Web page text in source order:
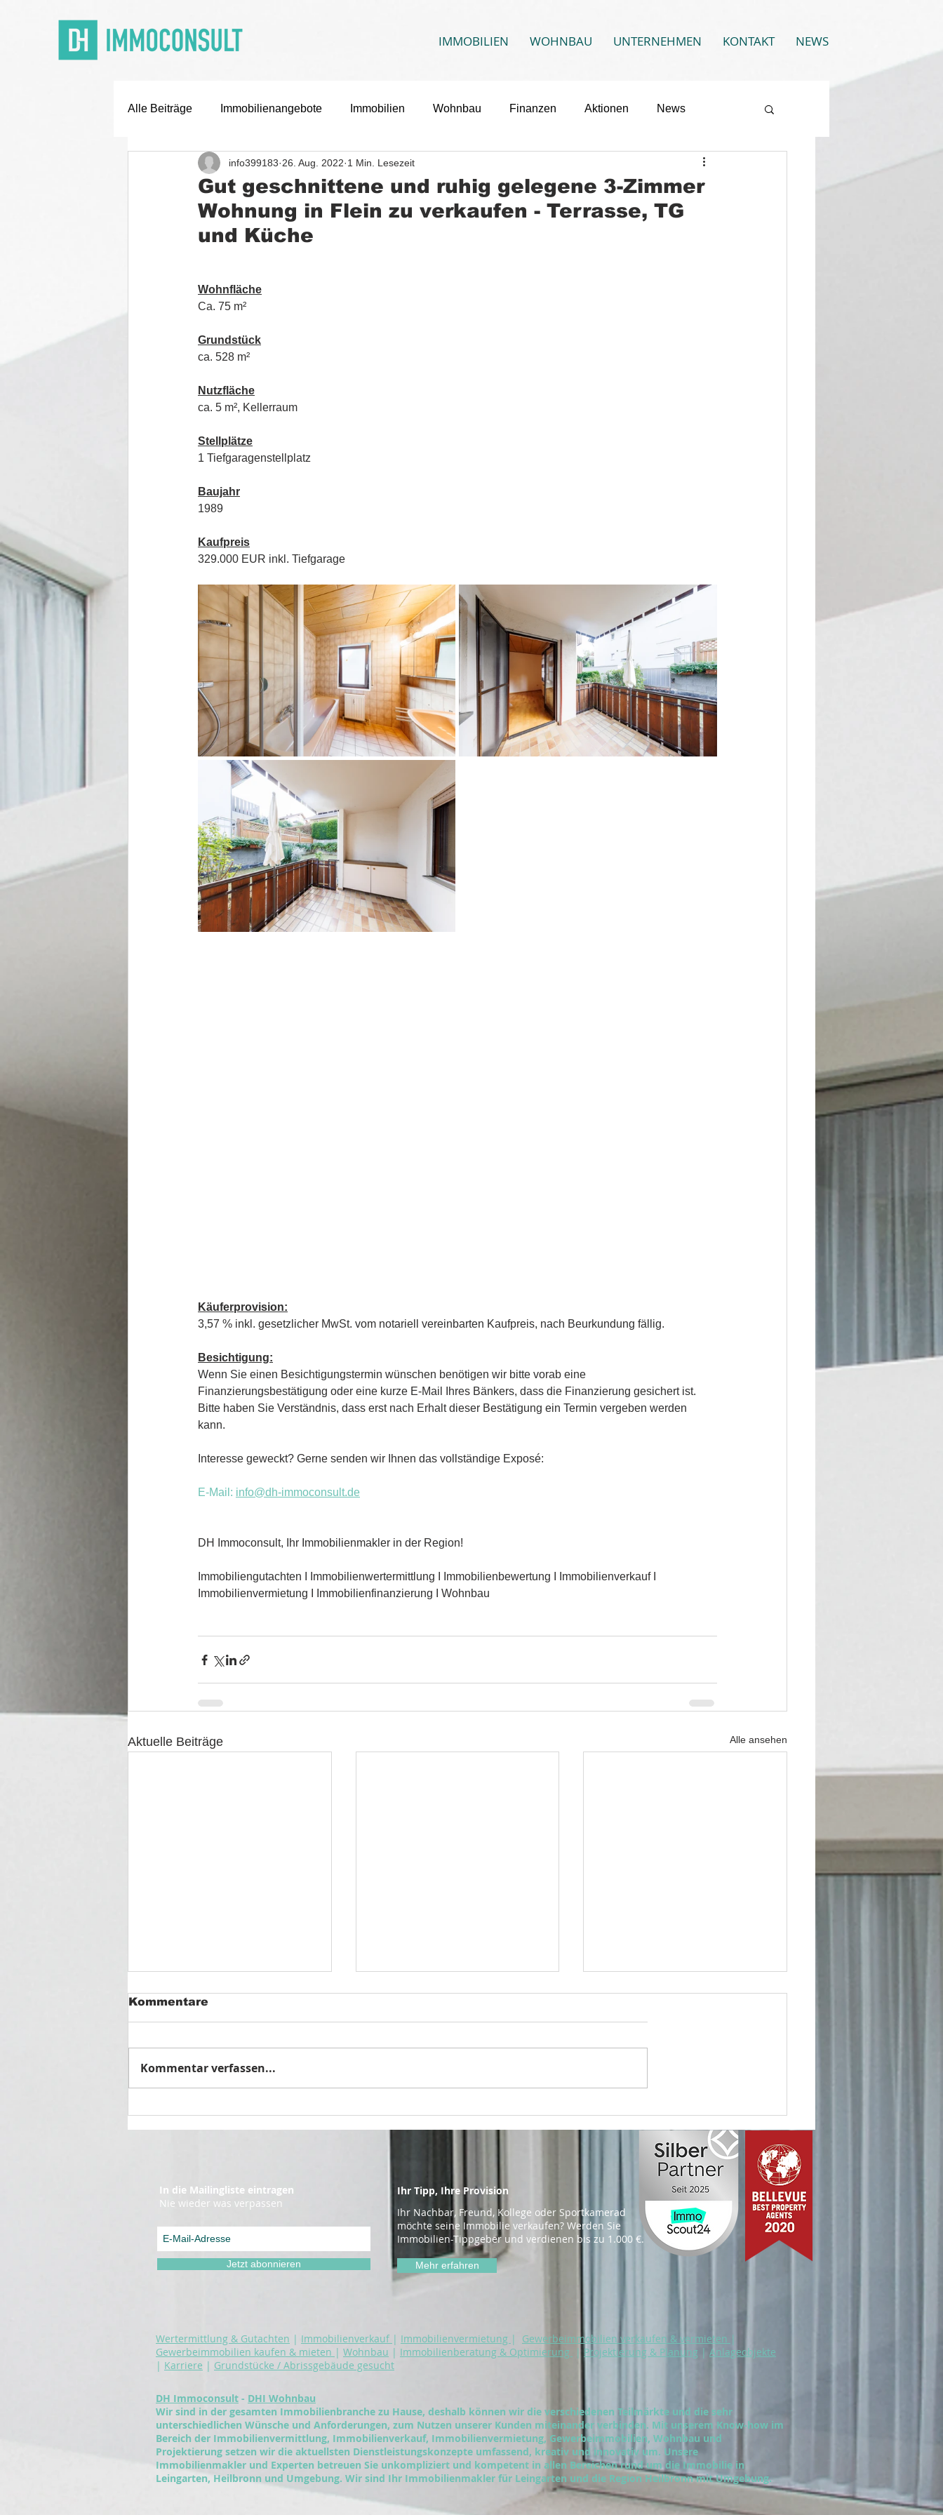
IMMOBILIEN WOHNBAU UNTERNEHMEN KONTAKT NEWS
Alle Beiträge Immobilienangebote Immobilien Wohnbau Finanzen Aktionen News
Off Market Deals Karriere
Gut geschnittene und ruhig gelegene 3-Zimmer
Wohnung in Flein zu verkaufen - Terrasse, TG
und Küche
info399183 26. Aug. 2022 1 Min. Lesezeit
Wohnfläche
Ca. 75 m²
Grundstück
ca. 528 m²
Nutzfläche
ca. 5 m², Kellerraum
Stellplätze
1 Tiefgaragenstellplatz
Baujahr
1989
Kaufpreis
329.000 EUR inkl. Tiefgarage
Käuferprovision:
3,57 % inkl. gesetzlicher MwSt. vom notariell vereinbarten Kaufpreis, nach Beurkundung fällig.
Besichtigung:
Wenn Sie einen Besichtigungstermin wünschen benötigen wir bitte vorab eine
Finanzierungsbestätigung oder eine kurze E-Mail Ihres Bänkers, dass die Finanzierung gesichert ist.
Bitte haben Sie Verständnis, dass erst nach Erhalt dieser Bestätigung ein Termin vergeben werden
kann.
Interesse geweckt? Gerne senden wir Ihnen das vollständige Exposé:
E-Mail: info@dh-immoconsult.de
DH Immoconsult, Ihr Immobilienmakler in der Region!
Immobiliengutachten I Immobilienwertermittlung I Immobilienbewertung I Immobilienverkauf I
Immobilienvermietung I Immobilienfinanzierung I Wohnbau
Aktuelle Beiträge Alle ansehen
Kommentare
Kommentar verfassen...
In die Mailingliste eintragen
Nie wieder was verpassen
Jetzt abonnieren
Ihr Tipp, Ihre Provision
Ihr Nachbar, Freund, Kollege oder Sportkamerad
möchte seine Immobilie verkaufen? Werden Sie
Immobilien-Tippgeber und verdienen bis zu 1.000 €.
Mehr erfahren
Wertermittlung & Gutachten | Immobilienverkauf | Immobilienvermietung | Gewerbeimmobilien verkaufen & vermieten |
Gewerbeimmobilien kaufen & mieten | Wohnbau | Immobilienberatung & Optimierung | Projektierung & Planung | Anlageobjekte
| Karriere | Grundstücke / Abrissgebäude gesucht
DH Immoconsult - DHI Wohnbau
Wir sind in der gesamten Immobilienbranche zu Hause, deshalb können wir die verschiedenen Teilmärkte und die sehr
unterschiedlichen Wünsche und Anforderungen, zum Nutzen unserer Kunden miteinander verbinden. Mit unserem Know-how im
Bereich der Immobilienvermittlung, Immobilienverkauf, Immobilienvermietung, Gewerbeimmobilien, Wohnbau und
Projektierung setzen wir die aktuellsten Dienstleistungskonzepte umfassend, kreativ und innovativ um. Unsere
Immobilienmakler und Experten betreuen Sie unkompliziert und kompetent in allen Bereichen rund um die Immobilie in
Leingarten, Heilbronn und Umgebung. Wir sind Ihr Immobilienmakler für Leingarten und die Region Heilbronn mit Umgebung.